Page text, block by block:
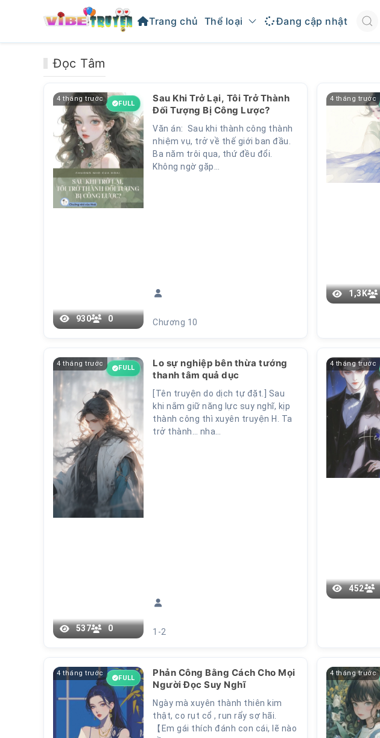
Trang chủ Thể loại Đang cập nhật
Đọc Tâm
4 tháng trước
FULL
930 0
Sau Khi Trở Lại, Tôi Trở Thành
Đối Tượng Bị Công Lược?
Văn án: Sau khi thành công thành
nhiệm vụ, trở về thế giới ban đầu.
Ba năm trôi qua, thứ đều đổi.
Không ngờ gặp…
Chương 10
4 tháng trước
1,3K
4 tháng trước
FULL
537 0
Lo sự nghiệp bên thừa tướng
thanh tâm quả dục
[Tên truyện do dịch tự đặt.] Sau
khi nắm giữ năng lực suy nghĩ, kịp
thành công thì xuyên truyện H. Ta
trở thành… nha…
1-2
4 tháng trước
452
4 tháng trước
FULL
Phản Công Bằng Cách Cho Mọi
Người Đọc Suy Nghĩ
Ngày mà xuyên thành thiên kim
thật, co rụt cổ , run rẩy sợ hãi.
【Em gái thích đánh con cái, lẽ nào
4 tháng trước